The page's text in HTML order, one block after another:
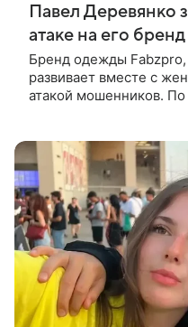
Павел Деревянко
атаке на его
Бренд одежды
развивает вместе с
атакой мошенников.